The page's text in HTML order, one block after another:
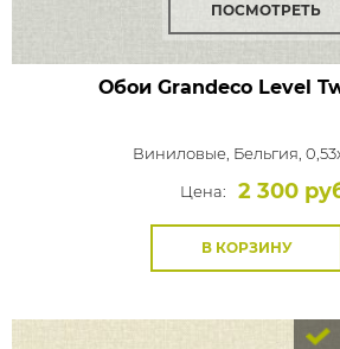
ПОСМОТРЕТЬ
Обои Grandeco Level
Виниловые, Бельгия,
Цена:
2 300
В КОРЗИНУ